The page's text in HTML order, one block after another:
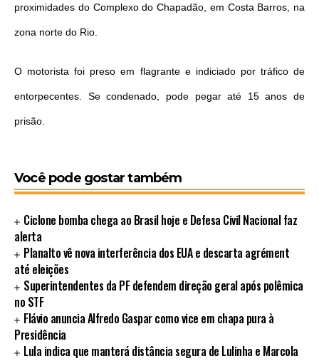
proximidades do Complexo do Chapadão, em Costa Barros, na
zona norte do Rio.
O motorista foi preso em flagrante e indiciado por tráfico de
entorpecentes. Se condenado, pode pegar até 15 anos de
prisão.
Você pode gostar também
Ciclone bomba chega ao Brasil hoje e Defesa Civil Nacional faz
alerta
Planalto vê nova interferência dos EUA e descarta agrément
até eleições
Superintendentes da PF defendem direção geral após polêmica
no STF
Flávio anuncia Alfredo Gaspar como vice em chapa pura à
Presidência
Lula indica que manterá distância segura de Lulinha e Marcola